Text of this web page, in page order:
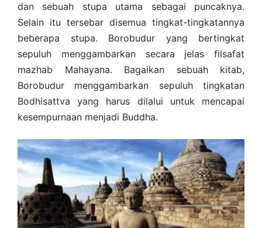
dan sebuah stupa utama sebagai puncaknya.
Selain itu tersebar disemua tingkat-tingkatannya
beberapa stupa. Borobudur yang bertingkat
sepuluh menggambarkan secara jelas filsafat
mazhab Mahayana. Bagaikan sebuah kitab,
Borobudur menggambarkan sepuluh tingkatan
Bodhisattva yang harus dilalui untuk mencapai
kesempurnaan menjadi Buddha.